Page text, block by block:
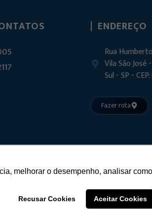
melhorar o desempenho, analisar
Recusar Cookies Aceitar Cookies
ENDEREÇO
Rua
Vila São José
Sul - SP -
Fazer rota
PARA VIDROS TEMPERADOSCNPJ: 22.509.125/0001-84. Todos os